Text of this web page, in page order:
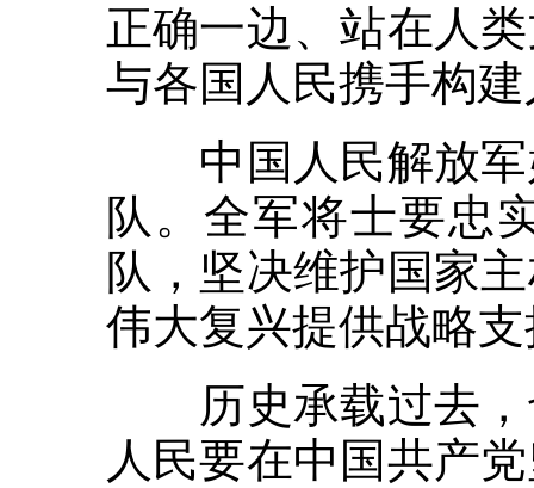
正确一边、站在人
与各国人民携手构
中国人民解放军
队。全军将士要忠
队，坚决维护国家
伟大复兴提供战略
历史承载过去，
人民要在中国共产